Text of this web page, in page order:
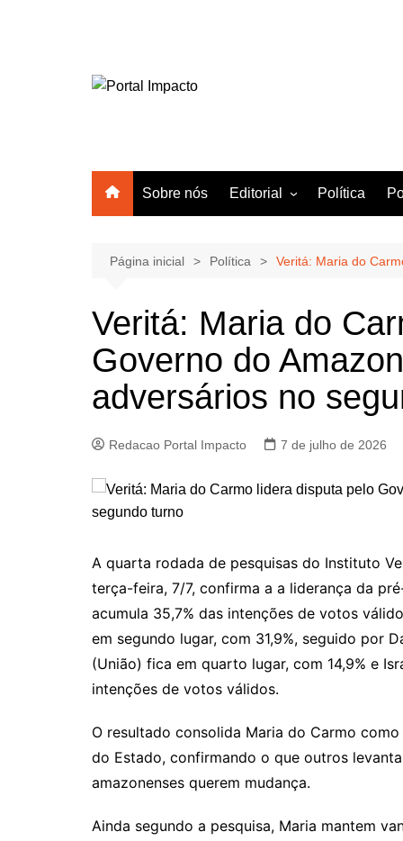
Sobre nós Editorial
Manaus
Mundo
Política
Página inicial Política Veritá: Maria do
Veritá: Maria do
Governo do
adversários no
Redacao Portal Impacto 7 de julho de 2026
A quarta rodada de pesquisas do Instituto
terça-feira, 7/7, confirma a a liderança da
acumula 35,7% das intenções de votos
em segundo lugar, com 31,9%, seguido por
(União) fica em quarto lugar, com 14,9% e
intenções de votos válidos.
O resultado consolida Maria do Carmo
do Estado, confirmando o que outros
amazonenses querem mudança.
Ainda segundo a pesquisa, Maria mantem